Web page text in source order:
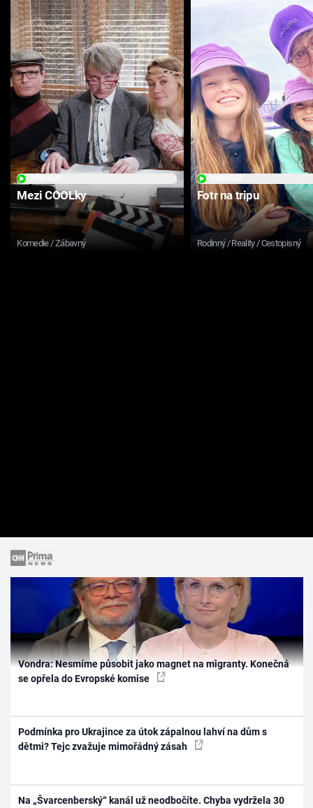
Mezi COOLky
Komedie / Zábavný
Fotr na tripu
Rodinný / Reality / Cestopisný
Vondra: Nesmíme působit jako magnet na migranty. Konečná
se opřela do Evropské komise
Podmínka pro Ukrajince za útok zápalnou lahví na dům s
dětmi? Tejc zvažuje mimořádný zásah
Na „Švarcenberský“ kanál už neodbočíte. Chyba vydržela 30